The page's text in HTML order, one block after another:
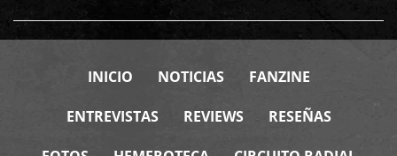
INICIO NOTICIAS FANZINE
ENTREVISTAS REVIEWS RESEÑAS